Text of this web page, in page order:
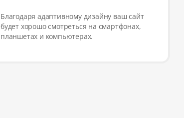
Благодаря адаптивному дизайну ваш сайт
будет хорошо смотреться на смартфонах,
планшетах и компьютерах.